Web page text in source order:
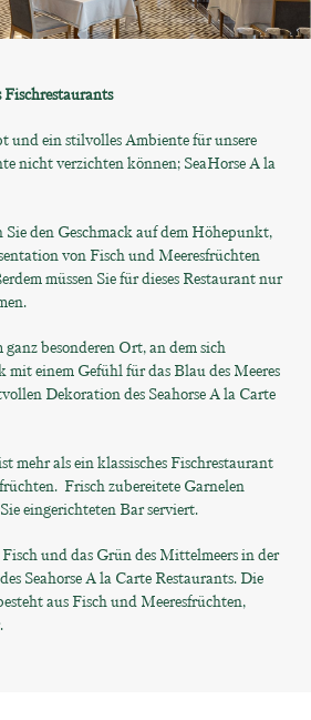
Fischrestaurants
und ein stilvolles Ambiente für unsere
nicht verzichten können; SeaHorse A la
den Geschmack auf dem Höhepunkt,
von Fisch und Meeresfrüchten
müssen Sie für dieses Restaurant nur
ganz besonderen Ort, an dem sich
mit einem Gefühl für das Blau des Meeres
Dekoration des Seahorse A la Carte
mehr als ein klassisches Fischrestaurant
Frisch zubereitete Garnelen
eingerichteten Bar serviert.
und das Grün des Mittelmeers in der
Seahorse A la Carte Restaurants. Die
aus Fisch und Meeresfrüchten,